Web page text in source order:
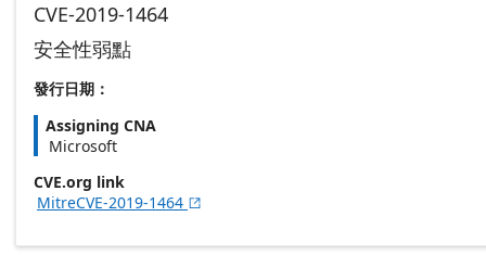
CVE-2019-1464
安全性弱點
發行日期：
Assigning CNA
Microsoft
CVE.org link
MitreCVE-2019-1464 